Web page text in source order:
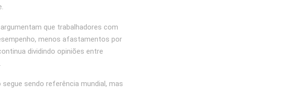
que trabalhadores com
menos afastamentos por
dividindo opiniões entre
sendo referência mundial, mas